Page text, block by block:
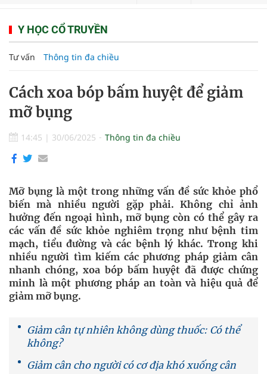
Y HỌC CỔ TRUYỀN
Tư vấn Thông tin đa chiều
Cách xoa bóp bấm huyệt để giảm
mỡ bụng
14:45 | 30/06/2025 Thông tin đa chiều
Mỡ bụng là một trong những vấn đề sức khỏe phổ
biến mà nhiều người gặp phải. Không chỉ ảnh
hưởng đến ngoại hình, mỡ bụng còn có thể gây ra
các vấn đề sức khỏe nghiêm trọng như bệnh tim
mạch, tiểu đường và các bệnh lý khác. Trong khi
nhiều người tìm kiếm các phương pháp giảm cân
nhanh chóng, xoa bóp bấm huyệt đã được chứng
minh là một phương pháp an toàn và hiệu quả để
giảm mỡ bụng.
Giảm cân tự nhiên không dùng thuốc: Có thể
không?
Giảm cân cho người có cơ địa khó xuống cân